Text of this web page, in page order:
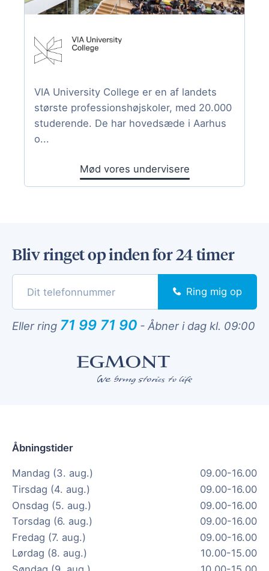
VIA University College er en af landets
største professionshøjskoler, med 20.000
studerende. De har hovedsæde i Aarhus
o...
Mød vores undervisere
Bliv ringet op inden for 24 timer
Ring mig op
Eller ring 71 99 71 90 - Åbner i dag kl. 09:00
Åbningstider
Mandag (3. aug.)
09.00-16.00
Tirsdag (4. aug.)
09.00-16.00
Onsdag (5. aug.)
09.00-16.00
Torsdag (6. aug.)
09.00-16.00
Fredag (7. aug.)
09.00-16.00
Lørdag (8. aug.)
10.00-15.00